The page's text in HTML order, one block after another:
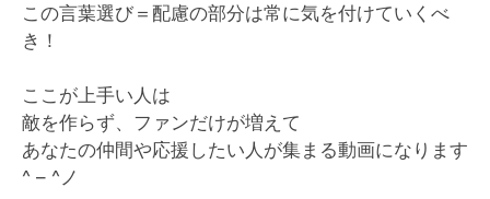
この言葉選び＝配慮の部分は常に気を付けていくべ
き！
ここが上手い人は
敵を作らず、ファンだけが増えて
あなたの仲間や応援したい人が集まる動画になります
^ – ^ノ